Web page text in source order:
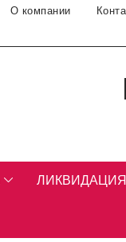
О компании
ЛИКВИДАЦИЯ